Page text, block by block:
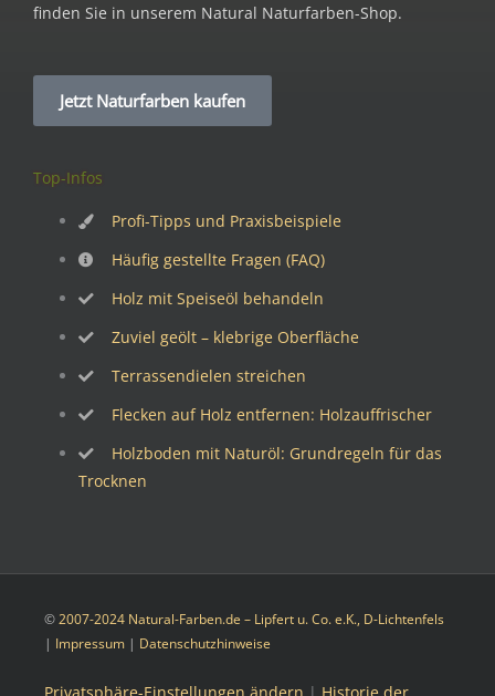
finden Sie in unserem Natural Naturfarben-Shop.
Jetzt Naturfarben kaufen
Top-Infos
Profi-Tipps und Praxisbeispiele
Häufig gestellte Fragen (FAQ)
Holz mit Speiseöl behandeln
Zuviel geölt – klebrige Oberfläche
Terrassendielen streichen
Flecken auf Holz entfernen: Holzauffrischer
Holzboden mit Naturöl: Grundregeln für das
Trocknen
©2007-2024 Natural-Farben.de – Lipfert u. Co. e.K., D-Lichtenfels
| Impressum | Datenschutzhinweise
Privatsphäre-Einstellungen ändern | Historie der